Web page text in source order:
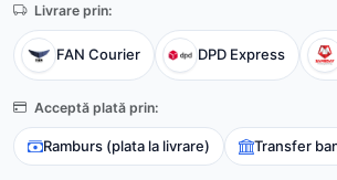
Livrare prin:
FAN Courier DPD Express
Acceptă plată prin:
Ramburs (plata la livrare) Transfer